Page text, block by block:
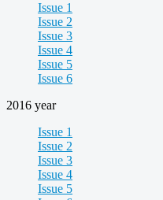
Issue 1
Issue 2
Issue 3
Issue 4
Issue 5
Issue 6
2016 year
Issue 1
Issue 2
Issue 3
Issue 4
Issue 5